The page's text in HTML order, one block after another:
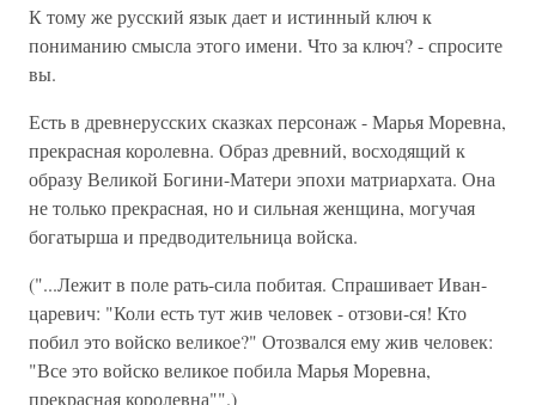
К тому же русский язык дает и истинный ключ к
пониманию смысла этого имени. Что за ключ? - спросите
вы.
Есть в древнерусских сказках персонаж - Марья Моревна,
прекрасная королевна. Образ древний, восходящий к
образу Великой Богини-Матери эпохи матриархата. Она
не только прекрасная, но и сильная женщина, могучая
богатырша и предводительница войска.
("...Лежит в поле рать-сила побитая. Спрашивает Иван-
царевич: "Коли есть тут жив человек - отзови-ся! Кто
побил это войско великое?" Отозвался ему жив человек:
"Все это войско великое побила Марья Моревна,
прекрасная королевна"".)